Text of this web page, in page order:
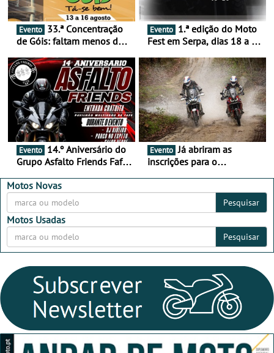
Evento
de Góis: faltam menos de
16 de agosto
Evento
Fest em Serpa, dias 18 a 20
duas rodas invade o Baixo
Alentejo
Evento
Grupo Asfalto Friends Fafe,
2026
Evento Já abriram as
inscrições para o
Motos Novas
Pesquisar
Motos Usadas
Pesquisar